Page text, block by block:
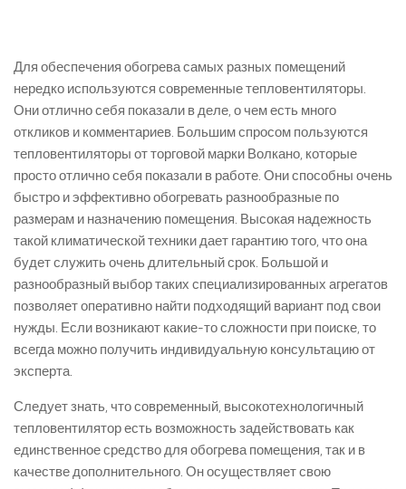
Для обеспечения обогрева самых разных помещений
нередко используются современные тепловентиляторы.
Они отлично себя показали в деле, о чем есть много
откликов и комментариев. Большим спросом пользуются
тепловентиляторы от торговой марки Волкано, которые
просто отлично себя показали в работе. Они способны очень
быстро и эффективно обогревать разнообразные по
размерам и назначению помещения. Высокая надежность
такой климатической техники дает гарантию того, что она
будет служить очень длительный срок. Большой и
разнообразный выбор таких специализированных агрегатов
позволяет оперативно найти подходящий вариант под свои
нужды. Если возникают какие-то сложности при поиске, то
всегда можно получить индивидуальную консультацию от
эксперта.
Следует знать, что современный, высокотехнологичный
тепловентилятор есть возможность задействовать как
единственное средство для обогрева помещения, так и в
качестве дополнительного. Он осуществляет свою